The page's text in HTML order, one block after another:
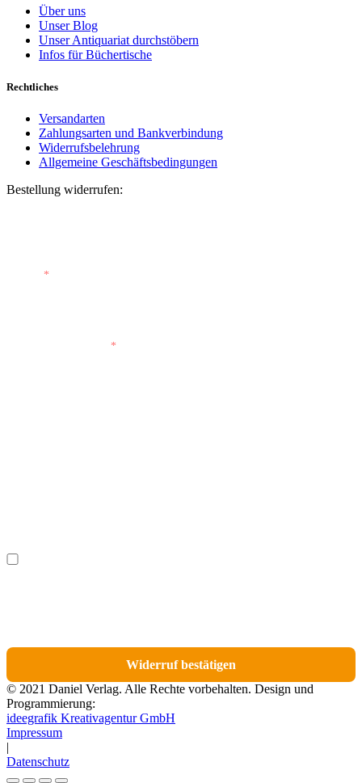
Über uns
Unser Blog
Unser Antiquariat durchstöbern
Infos für Büchertische
Rechtliches
Versandarten
Zahlungsarten und Bankverbindung
Widerrufsbelehrung
Allgemeine Geschäftsbedingungen
Bestellung widerrufen:
*
*
Ich möchte bestimmte Positionen für den Widerruf
Widerruf bestätigen
© 2021 Daniel Verlag. Alle Rechte vorbehalten. Design und
Programmierung:
ideegrafik Kreativagentur GmbH
Impressum
|
Datenschutz